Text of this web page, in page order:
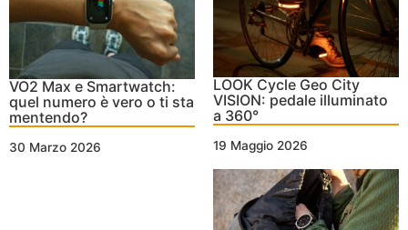
VO2 Max e Smartwatch:
quel numero è vero o ti sta
mentendo?
30 Marzo 2026
LOOK Cycle Geo City
VISION: pedale illuminato
a 360°
19 Maggio 2026